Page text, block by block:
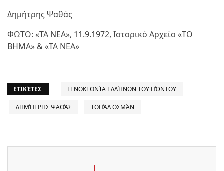
Δημήτρης Ψαθάς
ΦΩΤΟ: «ΤΑ ΝΕΑ», 11.9.1972, Ιστορικό Αρχείο «ΤΟ
ΒΗΜΑ» & «ΤΑ ΝΕΑ»
ΕΤΙΚΈΤΕΣ ΓΕΝΟΚΤΟΝΊΑ ΕΛΛΉΝΩΝ ΤΟΥ ΠΌΝΤΟΥ
ΔΗΜΉΤΡΗΣ ΨΑΘΆΣ ΤΟΠΆΛ ΟΣΜΆΝ